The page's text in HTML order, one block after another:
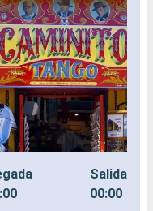
Salida
00:00